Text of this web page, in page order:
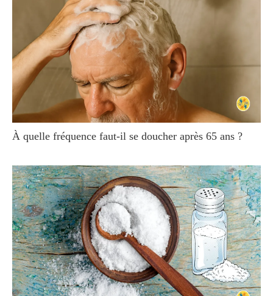
À quelle fréquence faut-il se doucher après 65 ans ?